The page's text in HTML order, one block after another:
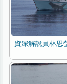
資深解說員林思